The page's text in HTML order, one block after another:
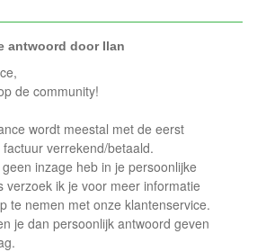
antwoord doorIlan
de community!
wordt meestal met de eerst
verrekend/betaald.
inzage heb in je persoonlijke
verzoek ik je voor meer informatie
te nemen met onze klantenservice.
je dan persoonlijk antwoord geven